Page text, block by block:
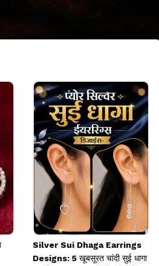
है, तो आप इस तरह की सुंदर गोलप
कड़ी के साथ, साथ बीच-बीच में
काम है, जो हाथों को खूबसूरत बनाता
Silver Sui Dhaga Earrings
Designs: 5 खूबसूरत चांदी सुई धागा